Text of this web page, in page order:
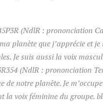
(NdlR : prononciation
planète que j’apprécie et je
Je suis aussi la voix
(NdlR : prononciation
notre planète. Je
la voix féminine du groupe.